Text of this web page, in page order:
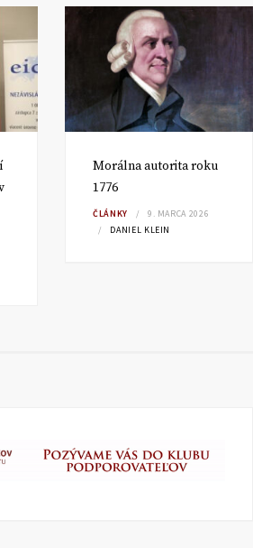
Morálna autorita roku
1776
ČLÁNKY
9. MARCA 2026
DANIEL KLEIN